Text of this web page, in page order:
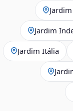
Jardim
Jardim Itália